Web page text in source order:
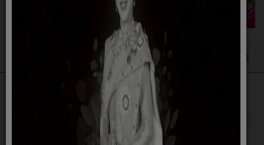
ดาวน์โหลดแบบฟอร์ม
ไม่มีเนื้อหาในหมวดนี้ หากคุณเห็นหมวดย่อย เนื้อหาอาจอยู่ในนั้น